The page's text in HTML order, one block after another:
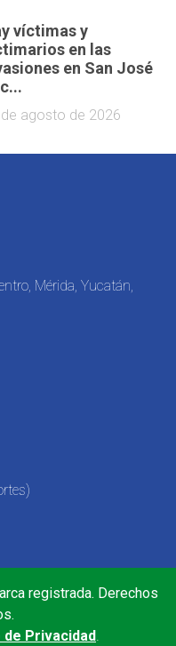
víctimas y
en las
en San José
agosto de 2026
Mérida, Yucatán,
registrada. Derechos
de Privacidad.